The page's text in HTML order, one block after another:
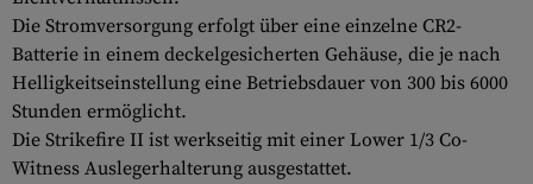
Die Stromversorgung erfolgt über eine einzelne CR2-
Batterie in einem deckelgesicherten Gehäuse, die je nach
Helligkeitseinstellung eine Betriebsdauer von 300 bis 6000
Stunden ermöglicht.
Die Strikefire II ist werkseitig mit einer Lower 1/3 Co-
Witness Auslegerhalterung ausgestattet.